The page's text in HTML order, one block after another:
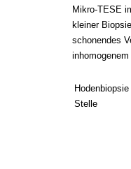
Mikro-TESE
kleiner
schonendes
Stelle